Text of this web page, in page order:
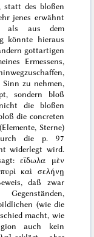
des bloßen
jenes erwähnt
als aus dem
könnte hieraus
gottartigen
Ermessens,
zu nehmen,
sondern bloß
die bloßen
die concreten
(Elemente, Sterne)
die p. 97
widerlegt wird.
εἴδωλα μὲν
καὶ σελήνῃ
daß zwar
Gegenständen,
(wie die
macht, wie
auch kein